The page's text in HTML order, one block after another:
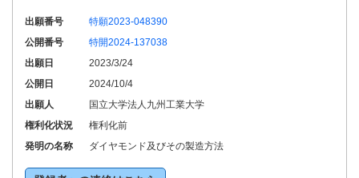
出願番号
特願2023-048390
公開番号
特開2024-137038
出願日
2023/3/24
公開日
2024/10/4
出願人
国立大学法人九州工業大学
権利化状況
権利化前
発明の名称
ダイヤモンド及びその製造方法